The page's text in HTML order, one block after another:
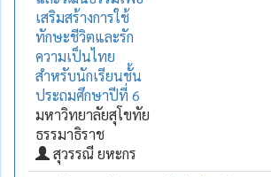
เสริมสร้างการใช้
ทักษะชีวิตและรัก
ความเป็นไทย
สำหรับนักเรียนชั้น
ประถมศึกษาปีที่ 6
มหาวิทยาลัยสุโขทัย
ธรรมาธิราช
สุวรรณี ยหะกร